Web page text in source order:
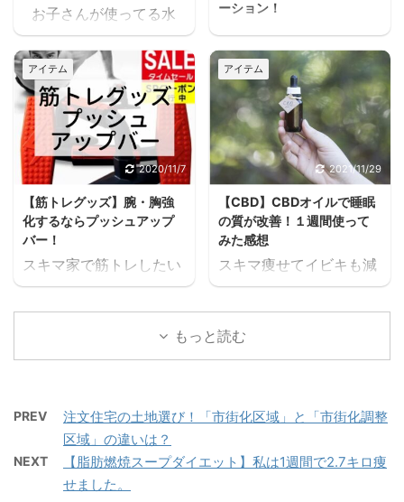
お子さんが使ってる水
筒や、ご家族が使ってる
水筒。 ヨハク食洗器で
洗うにつれて外側が剥が
れてきてませんか？ 食洗
器対応の水筒でないと、
どんどん剥がれてきてし
まい、見た目がとっても
残念な事になります。
ヨハク我が家の水筒も、
食洗器で洗うにつれてど
ボロになってきたので、
たのですが、意外と種類
が無く苦戦しました。
1時間程スマホをポチポ
けましたので、皆さんに
もご紹介したい ...
ーション！
ヨハクお掃除ロボットっ
て 沢山種類が合って ど
れが良いか 全然分からな
いね 掃き掃除特化型か
拭き掃除特化型か 両方で
きるのは 必須だよね！ス
キマ ヨハクリーズナブル
な物か？ 高くても性能良
い物か？ によっても、全
然変わるよね 我が家は
ほとんどタイルと フロー
リングがだから 拭き掃除
特化型かな？スキマ ヨハ
クそうだね。 冬でも素足
で歩く事が多いし ピカピ
カな床だったら 歩き心地
ね♪ 我が家は拭き掃除に
を探してました。 掃き掃
アイテム
2020/11/7
【筋トレグッズ】腕・胸強
化するならプッシュアップ
バー！
スキマ家で筋トレしたい
んだけど効率よく鍛えた
いなぁ～ どこを鍛えたい
の？ヨハク スキマまずは
ッシュアップバーって良
く聞くよね？ヨハク スキ
マ確かに！筋肉マッチョ
の部下も、プッシュアッ
アイテム
2021/11/29
【CBD】CBDオイルで睡眠
の質が改善！１週間使って
みた感想
スキマ痩せてイビキも減
って、眠れるようにはな
ったんだけど、まだ眠り
が浅い気がするんだよな
CBDには、色々な種類が
うか試してみよう！ と言
もっと読む
PREV
注文住宅の土地選び！「市街化区域」と「市街化調整
区域」の違いは？
NEXT
【脂肪燃焼スープダイエット】私は1週間で2.7キロ痩
せました。